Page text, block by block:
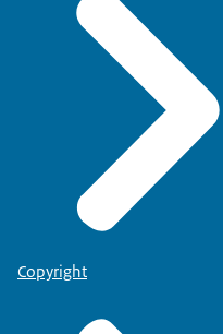
Copyright